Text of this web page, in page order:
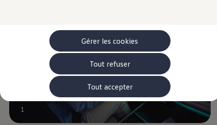
Tout accepter
Tout refuser
Gérer les cookies
Brochure promotionelle
Véhicules en stock
Véhicules d'occasions
-> Volkswagen Financial Services (Leasing)
Listes de prix
Rouler en électrique
Nos véhicules hybrides
Recharge & autonomie
Comment payer ?
Où recharger ?
Comment recharger ?
1